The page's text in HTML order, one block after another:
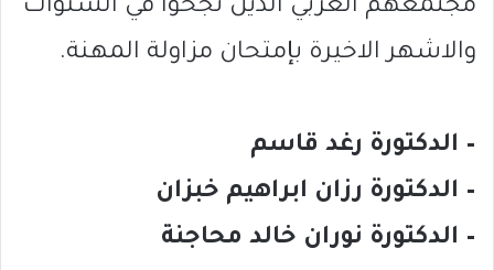
مجتمعهم العربي الذين نجحوا في السنوات
والاشهر الاخيرة بإمتحان مزاولة المهنة.
– الدكتورة رغد قاسم
– الدكتورة رزان ابراهيم خبزان
– الدكتورة نوران خالد محاجنة